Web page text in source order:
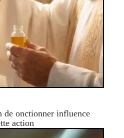
onctionner influence
action